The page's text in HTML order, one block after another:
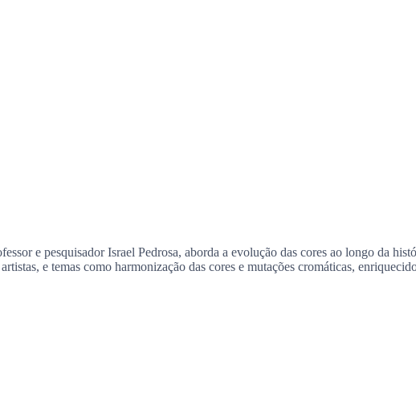
e pesquisador Israel Pedrosa, aborda a evolução das cores ao longo da
e temas como harmonização das cores e mutações cromáticas,